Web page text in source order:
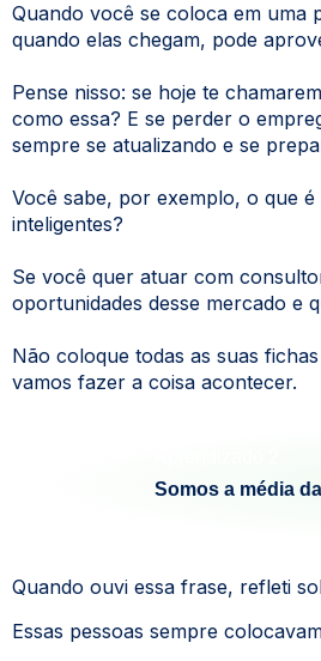
Quando você se coloca em uma
quando elas chegam, pode
Pense nisso: se hoje te
como essa? E se perder o
sempre se atualizando e se
Você sabe, por exemplo, o que
inteligentes?
Se você quer atuar com
oportunidades desse mercado e
Não coloque todas as suas
vamos fazer a coisa acontecer.
Somos a média
Quando ouvi essa frase, refleti
Essas pessoas sempre